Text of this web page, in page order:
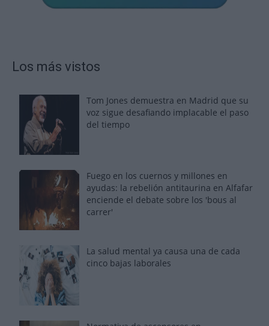
Los más vistos
Tom Jones demuestra en Madrid que su
voz sigue desafiando implacable el paso
del tiempo
Fuego en los cuernos y millones en
ayudas: la rebelión antitaurina en Alfafar
enciende el debate sobre los 'bous al
carrer'
La salud mental ya causa una de cada
cinco bajas laborales